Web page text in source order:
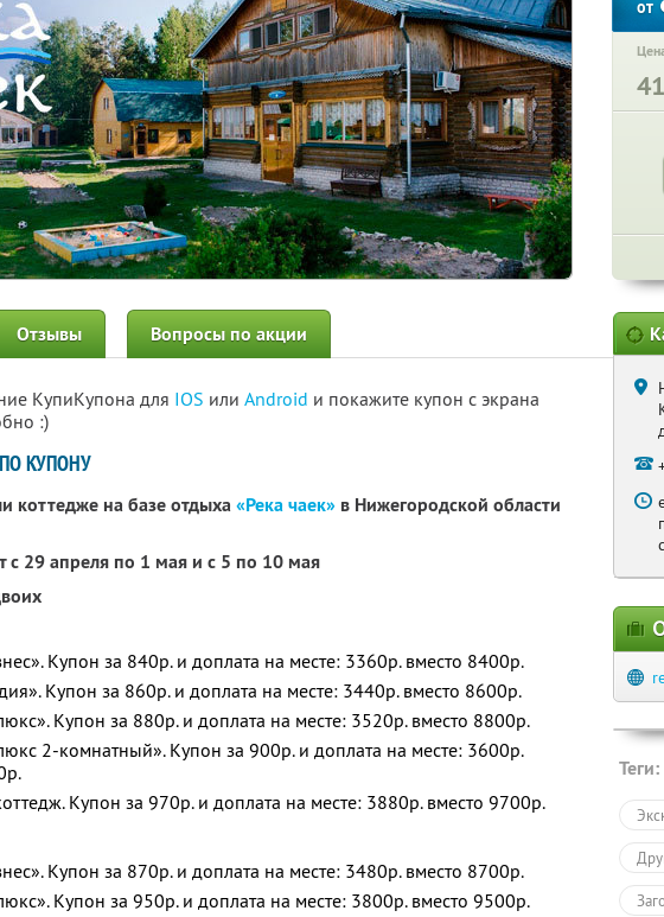
от
Отзывы Вопросы по акции
КупиКупона для IOS или Android и покажите купон с экрана
:)
КУПОНУ
коттедже на базе отдыха«Река чаек» в Нижегородской области
с 29 апреля по 1 мая и с 5 по 10 мая
Купон за 840р. и доплата на месте: 3360р. вместо 8400р.
Купон за 860р. и доплата на месте: 3440р. вместо 8600р.
Купон за 880р. и доплата на месте: 3520р. вместо 8800р.
2-комнатный». Купон за 900р. и доплата на месте: 3600р.
Купон за 970р. и доплата на месте: 3880р. вместо 9700р.
Купон за 870р. и доплата на месте: 3480р. вместо 8700р.
Купон за 950р. и доплата на месте: 3800р. вместо 9500р.
Теги: